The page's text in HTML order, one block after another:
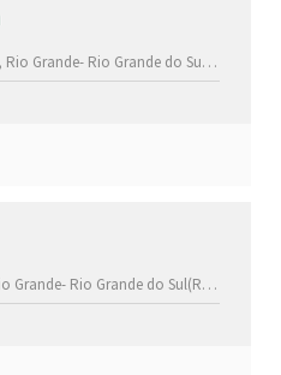
Rio Grande- Rio Grande do Sul(RS)
Grande- Rio Grande do Sul(RS) ,96200400